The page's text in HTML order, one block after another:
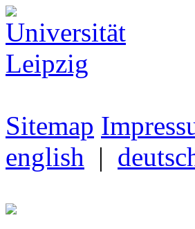
Sitemap
english |